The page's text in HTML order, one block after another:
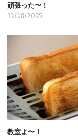
頑張った〜！
12/28/2025
教室よ〜！